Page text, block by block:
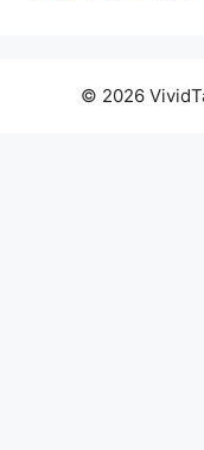
© 2026